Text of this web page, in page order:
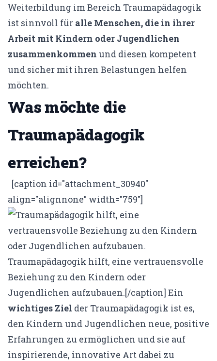
Expertenfinder-Profil
Weiterbildung im Bereich Traumapädagogik
ist sinnvoll für alle Menschen, die in ihrer
Arbeit mit Kindern oder Jugendlichen
zusammenkommen und diesen kompetent
und sicher mit ihren Belastungen helfen
möchten.
Was möchte die
Traumapädagogik
erreichen?
[caption id="attachment_30940"
align="alignnone" width="759"]
Traumapädagogik hilft, eine vertrauensvolle
Beziehung zu den Kindern oder
Jugendlichen aufzubauen.[/caption] Ein
wichtiges Ziel der Traumapädagogik ist es,
den Kindern und Jugendlichen neue, positive
Erfahrungen zu ermöglichen und sie auf
inspirierende, innovative Art dabei zu